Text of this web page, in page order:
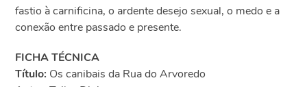
fastio à carnificina, o ardente desejo sexual, o medo e a
conexão entre passado e presente.
FICHA TÉCNICA
Título: Os canibais da Rua do Arvoredo